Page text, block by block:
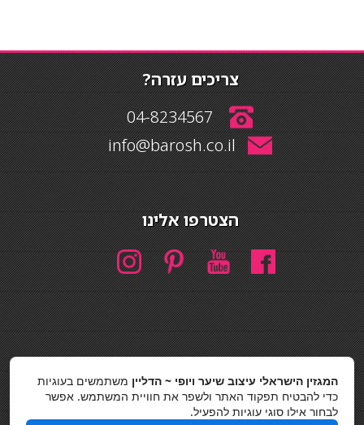
צריכים עזרה?
04-8234567
info@barosh.co.il
הצטרפו אלינו
חיפוש
חיפוש
כסאות בר
המגזין הישראלי עיצוב שיער ויופי ~ הדליין משתמשים בעוגיות
כדי להבטיח תפקוד האתר ולשפר את חוויית המשתמש. אפשר
לבחור אילו סוגי עוגיות להפעיל.